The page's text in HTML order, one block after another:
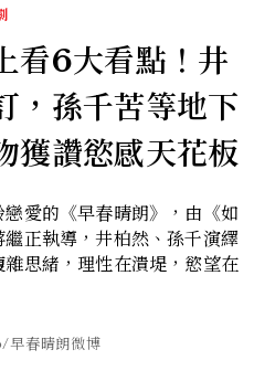
看6大看點！井
，孫千苦等地下
獲讚慾感天花板
愛的《早春晴朗》，由《如
正執導，井柏然、孫千演繹
思緒，理性在潰堤，慾望在
春晴朗微博